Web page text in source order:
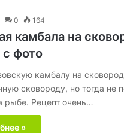
0 164
камбала на
с фото
камбалу на
сковороду, но тогда не
рыбе. Рецепт очень…
»